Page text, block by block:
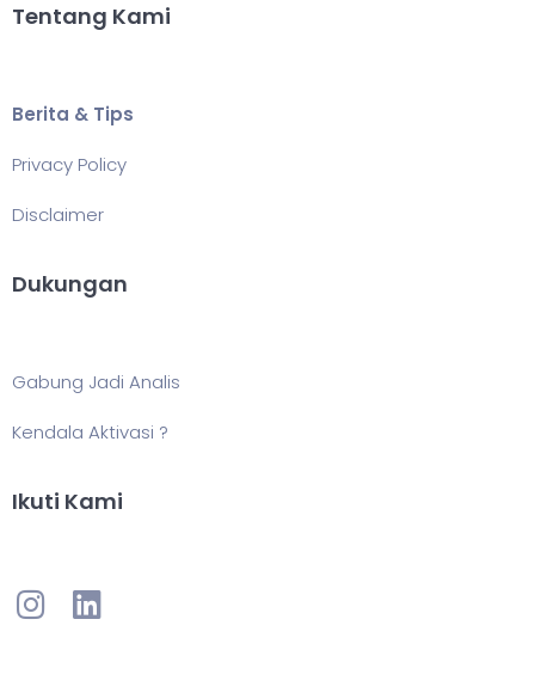
Tentang Kami
Berita & Tips
Privacy Policy
Disclaimer
Dukungan
Gabung Jadi Analis
Kendala Aktivasi ?
Ikuti Kami